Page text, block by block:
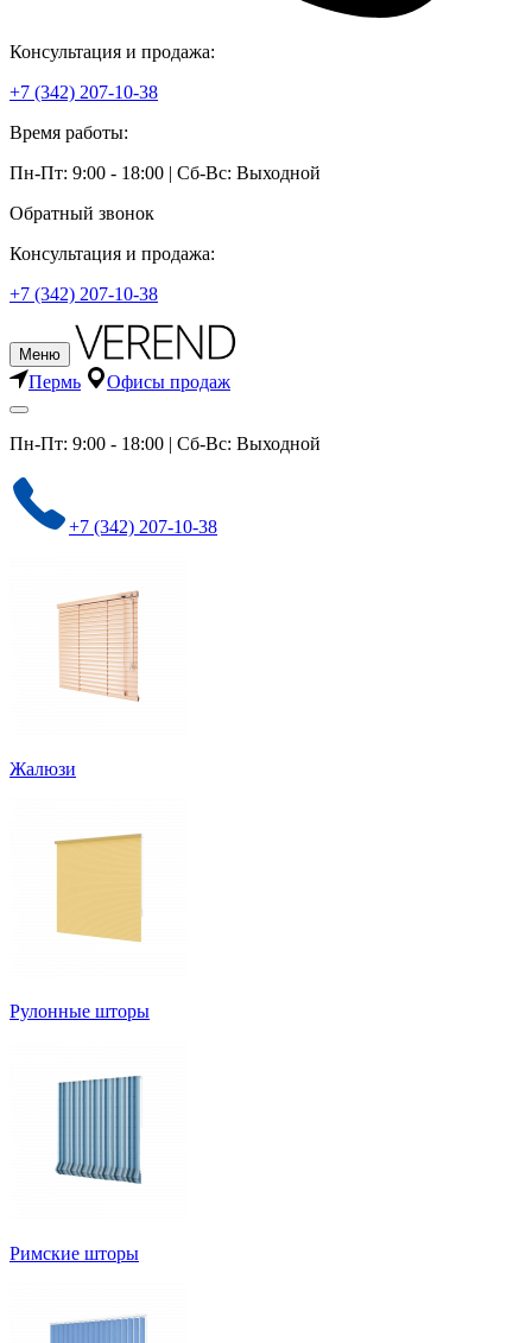
Консультация и продажа:
+7 (342) 207-10-38
Время работы:
Пн-Пт: 9:00 - 18:00 | Сб-Вс: Выходной
Обратный звонок
Консультация и продажа:
+7 (342) 207-10-38
Меню
Пермь Офисы продаж
Пн-Пт: 9:00 - 18:00 | Сб-Вс: Выходной
+7 (342) 207-10-38
Жалюзи
Рулонные шторы
Римские шторы